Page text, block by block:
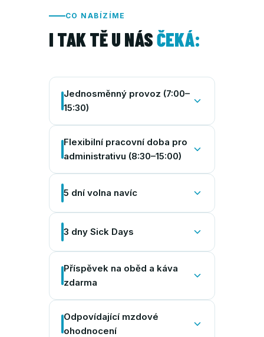
CO NABÍZÍME
I TAK TĚ U NÁSČEKÁ:
Jednosměnný provoz (7:00–
15:30)
Flexibilní pracovní doba pro
administrativu (8:30–15:00)
5 dní volna navíc
3 dny Sick Days
Příspěvek na oběd a káva
zdarma
Odpovídající mzdové
ohodnocení